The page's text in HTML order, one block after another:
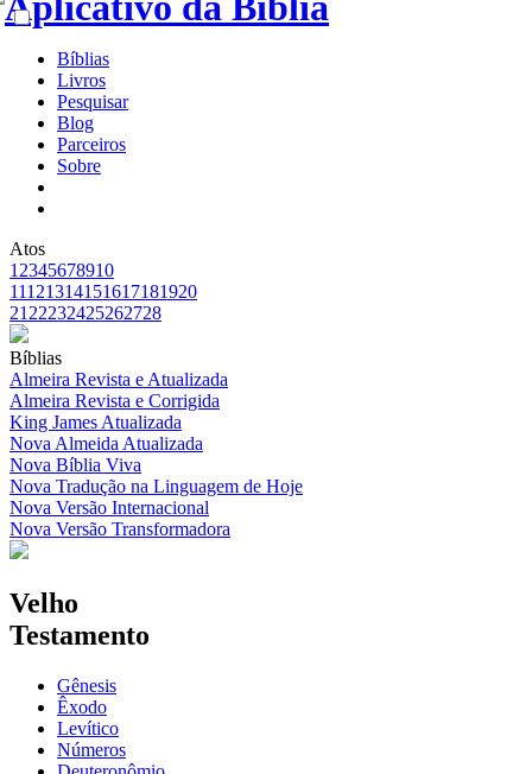
Bíblias
Livros
Pesquisar
Blog
Parceiros
Sobre
Atos
1 2345678910
11121314151617181920
21 22232425262728
Bíblias
Almeira Revista e Atualizada
Almeira Revista e Corrigida
King James Atualizada
Nova Almeida Atualizada
Nova Bíblia Viva
Nova Tradução na Linguagem de Hoje
Nova Versão Internacional
Nova Versão Transformadora
Velho
Testamento
Gênesis
Êxodo
Levítico
Números